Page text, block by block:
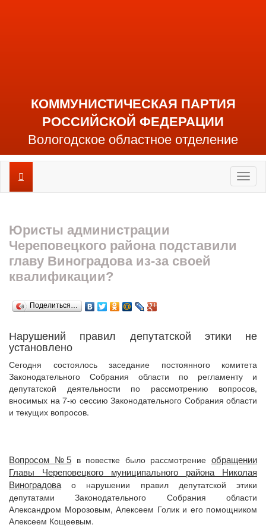
КОММУНИСТИЧЕСКАЯ ПАРТИЯ
РОССИЙСКОЙ ФЕДЕРАЦИИ
Вологодское областное отделение
Юристы администрации
Череповецкого района подставили
главу Виноградова из-за своей
квалификации?
Поделиться…
Нарушений правил депутатской этики не
установлено
Сегодня состоялось заседание постоянного комитета
Законодательного Собрания области по регламенту и
депутатской деятельности по рассмотрению вопросов,
вносимых на 7-ю сессию Законодательного Собрания области
и текущих вопросов.
Вопросом №5 в повестке было рассмотрениеобращении
Главы Череповецкого муниципального района Николая
Виноградовао нарушении правил депутатской этики
депутатами Законодательного Собрания области
Александром Морозовым, Алексеем Голик и его помощником
Алексеем Кощеевым.